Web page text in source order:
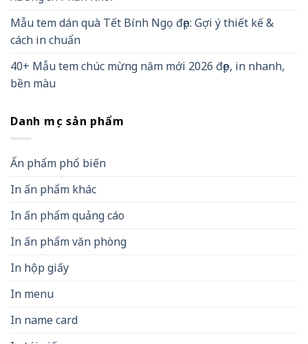
Mẫu tem dán quà Tết Bính Ngọ đẹp: Gợi ý thiết kế &
cách in chuẩn
40+ Mẫu tem chúc mừng năm mới 2026 đẹp, in nhanh,
bền màu
Danh mục sản phẩm
Ấn phẩm phổ biến
In ấn phẩm khác
In ấn phẩm quảng cáo
In ấn phẩm văn phòng
In hộp giấy
In menu
In name card